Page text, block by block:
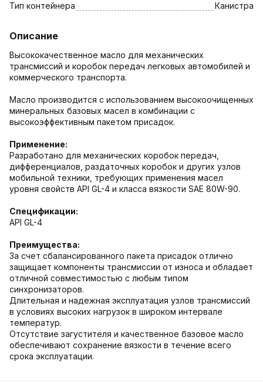
Тип контейнера Канистра
Описание
Высококачественное масло для механических
трансмиссий и коробок передач легковых автомобилей и
коммерческого транспорта.
Масло производится с использованием высокоочищенных
минеральных базовых масел в комбинации с
высокоэффективным пакетом присадок.
Применение:
Разработано для механических коробок передач,
дифференциалов, раздаточных коробок и других узлов
мобильной техники, требующих применения масел
уровня свойств API GL-4 и класса вязкости SAE 80W-90.
Спецификации:
API GL-4
Преимущества:
За счет сбалансированного пакета присадок отлично
защищает компоненты трансмиссии от износа и обладает
отличной совместимостью с любым типом
синхронизаторов.
Длительная и надежная эксплуатация узлов трансмиссий
в условиях высоких нагрузок в широком интервале
температур.
Отсутствие загустителя и качественное базовое масло
обеспечивают сохранение вязкости в течение всего
срока эксплуатации.